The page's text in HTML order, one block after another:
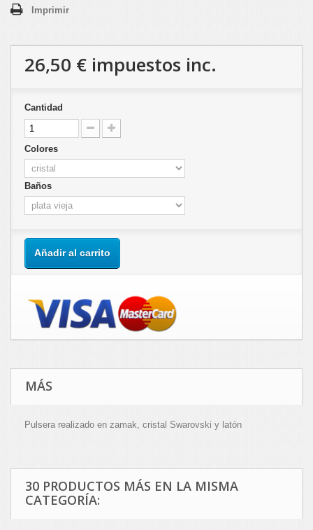
Imprimir
26,50 € impuestos inc.
Cantidad
Colores
Baños
Añadir al carrito
MÁS
Pulsera realizado en zamak, cristal Swarovski y latón
30 PRODUCTOS MÁS EN LA MISMA
CATEGORÍA: